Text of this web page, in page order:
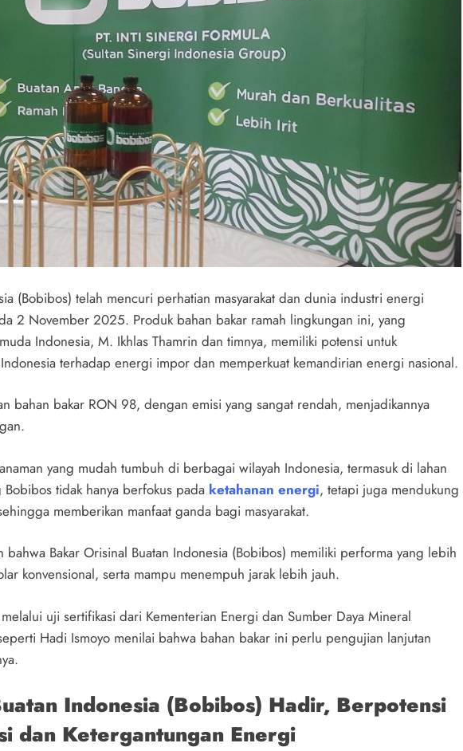
(Bobibos) telah mencuri perhatian masyarakat dan dunia industri energi
2 November 2025. Produk bahan bakar ramah lingkungan ini, yang
Indonesia, M. Ikhlas Thamrin dan timnya, memiliki potensi untuk
terhadap energi impor dan memperkuat kemandirian energi nasional.
bahan bakar RON 98, dengan emisi yang sangat rendah, menjadikannya
yang mudah tumbuh di berbagai wilayah Indonesia, termasuk di lahan
tidak hanya berfokus pada ketahanan energi, tetapi juga mendukung
memberikan manfaat ganda bagi masyarakat.
bahwa Bakar Orisinal Buatan Indonesia (Bobibos) memiliki performa yang lebih
konvensional, serta mampu menempuh jarak lebih jauh.
uji sertifikasi dari Kementerian Energi dan Sumber Daya Mineral
Hadi Ismoyo menilai bahwa bahan bakar ini perlu pengujian lanjutan
Indonesia (Bobibos) Hadir, Berpotensi
dan Ketergantungan Energi